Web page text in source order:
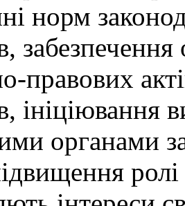
норм
правових
ініціювання
органами
ролі